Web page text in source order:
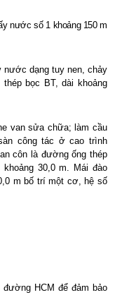
nước số 1 khoảng 150 m
nước dạng tuy nen, chảy
bọc BT, dài khoảng
van sửa chữa; làm cầu
công tác ở cao trình
côn là đường ống thép
khoảng 30,0 m. Mái đào
m bố trí một cơ, hệ số
HCM để đảm bảo